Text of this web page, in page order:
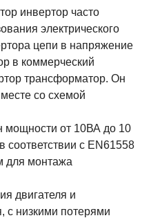
инвертор часто
электрического
цепи в напряжение
в коммерческий
трансформатор. Он
со схемой
мощности от 10ВА до 10
соответствии с EN61558
для монтажа
двигателя и
с низкими потерями